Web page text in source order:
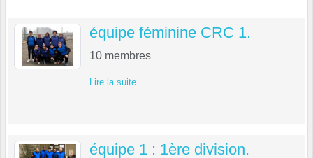
équipe féminine CRC 1.
10 membres
Lire la suite
équipe 1 : 1ère division.